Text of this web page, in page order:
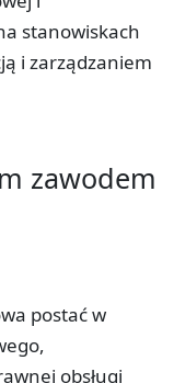
stanowiskach
i zarządzaniem
zawodem
postać w
obsługi